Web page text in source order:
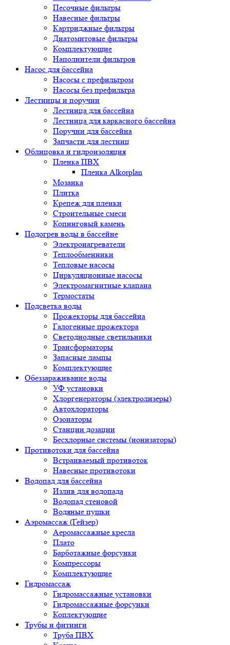
Песочные фильтры
Навесные фильтры
Картриджные фильтры
Диатомитовые фильтры
Комплектующие
Наполнители фильтров
Насос для бассейна
Насосы с префильтром
Насосы без префильтра
Лестницы и поручни
Лестница для бассейна
Лестница для каркасного бассейна
Поручни для бассейна
Запчасти для лестниц
Облицовка и гидроизоляция
Пленка ПВХ
Пленка Alkorplan
Мозаика
Плитка
Крепеж для пленки
Строительные смеси
Копинговый камень
Подогрев воды в бассейне
Электронагреватели
Теплообменники
Тепловые насосы
Циркуляционные насосы
Электромагнитные клапана
Термостаты
Подсветка воды
Прожекторы для бассейна
Галогенные прожектора
Светодиодные светильники
Трансформаторы
Запасные лампы
Комплектующие
Обеззараживание воды
УФ установки
Хлоргенераторы (электролизеры)
Автохлораторы
Озонаторы
Станции дозации
Бесхлорные системы (ионизаторы)
Противотоки для бассейна
Встраиваемый противоток
Навесные противотоки
Водопад для бассейна
Излив для водопада
Водопад стеновой
Водяные пушки
Аэромассаж (Гейзер)
Аеромассажные кресла
Плато
Барботажные форсунки
Компрессоры
Комплектующие
Гидромассаж
Гидромассажные установки
Гидромассажные форсунки
Коплектующие
Трубы и фитинги
Труба ПВХ